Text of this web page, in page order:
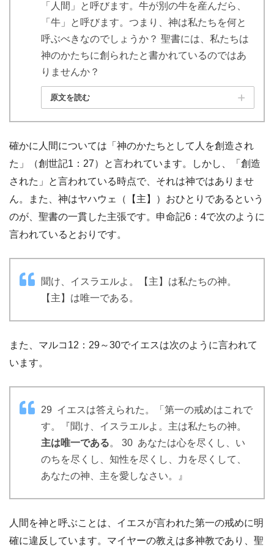
「人間」と呼びます。牛が別の牛を産んだら、
「牛」と呼びます。つまり、神は私たちを何と
呼ぶべきなのでしょうか？ 聖書には、私たちは
神のかたちに創られたと書かれているのではあ
りませんか？
原文を読む
確かに人間については「神のかたちとして人を創造され
た」（創世記1：27）と言われています。しかし、「創造
された」と言われている時点で、それは神ではありませ
ん。また、神はヤハウェ（【主】）おひとりであるという
のが、聖書の一貫した主張です。申命記6：4で次のように
言われているとおりです。
聞け、イスラエルよ。【主】は私たちの神。
【主】は唯一である。
また、マルコ12：29～30でイエスは次のように言われて
います。
29 イエスは答えられた。「第一の戒めはこれで
す。『聞け、イスラエルよ。主は私たちの神。
主は唯一である。 30 あなたは心を尽くし、い
のちを尽くし、知性を尽くし、力を尽くして、
あなたの神、主を愛しなさい。』
人間を神と呼ぶことは、イエスが言われた第一の戒めに明
確に違反しています。マイヤーの教えは多神教であり、聖